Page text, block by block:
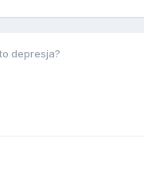
depresja?